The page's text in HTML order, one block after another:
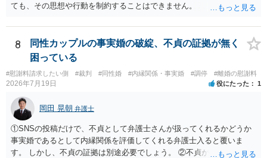
ても、その思想や行動を制約することはできません。
8
同性カップルの事実婚の破綻、不貞の証拠が無く
困っている
#慰謝料請求したい側 #裁判 #同性婚 #内縁関係・事実婚 #調停 #離婚の慰謝料
2026年7月19日 役にたった 1
岡田 晃朝 弁護士
①SNSの投稿だけで、不貞として弁護士さんが扱ってくれるかどうか
事実婚であるとして内縁関係を評価してくれる弁護士入ると覆いま
す。 しかし、不貞の証拠は別途必要でしょう。 ②不貞が認められない